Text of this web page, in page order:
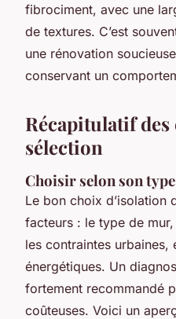
fibrociment, avec une
de textures. C’est
une rénovation
conservant un
Récapitulatif
sélection
Choisir selon son
Le bon choix d’isolation
facteurs : le type de
les contraintes
énergétiques. Un
fortement recommandé
coûteuses. Voici un